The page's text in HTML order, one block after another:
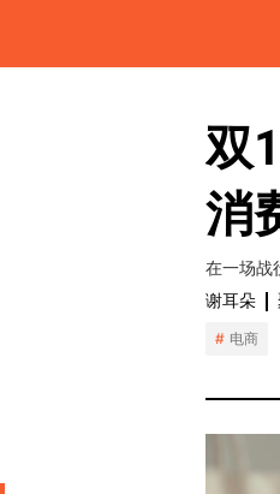
双
消
在一场战
谢耳朵
电商